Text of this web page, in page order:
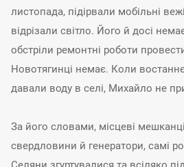
листопада, підірвали мобільні
відрізали світло. Його й досі
обстріли ремонтні роботи
Новотягинці немає. Коли
давали воду в селі, Михайло не
За його словами, місцеві
свердловини й генератори, самі